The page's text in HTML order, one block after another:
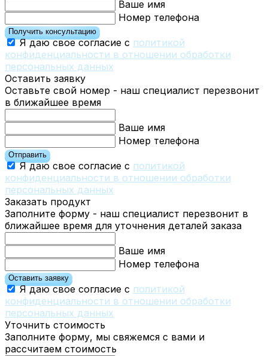
Ваше имя
Номер телефона
Получить консультацию
Я даю свое согласие с политикой
конфиденциальности в отношении обработки
персональных данных
Оставить заявку
Оставьте свой номер - наш специалист перезвонит
в ближайшее время
Ваше имя
Номер телефона
Отправить
Я даю свое согласие с политикой
конфиденциальности в отношении обработки
персональных данных
Заказать продукт
Заполните форму - наш специалист перезвонит в
ближайшее время для уточнения деталей заказа
Ваше имя
Номер телефона
Оставить заявку
Я даю свое согласие с политикой
конфиденциальности в отношении обработки
персональных данных
Уточнить стоимость
Заполните форму, мы свяжемся с вами и
рассчитаем стоимость